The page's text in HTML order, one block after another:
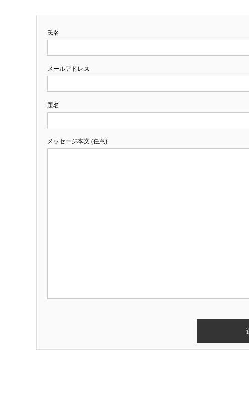
氏名
メールアドレス
題名
メッセージ本文 (任意)